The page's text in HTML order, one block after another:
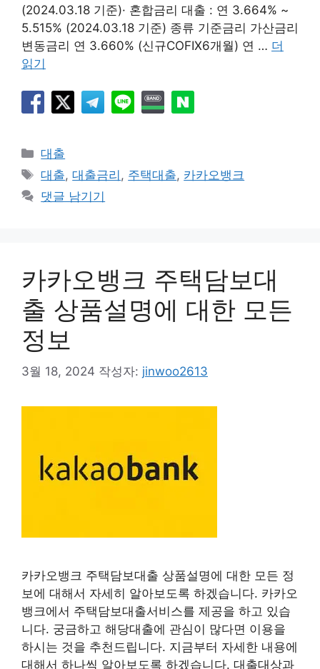
(2024.03.18 기준)· 혼합금리 대출 : 연 3.664% ~
5.515% (2024.03.18 기준) 종류 기준금리 가산금리
변동금리 연 3.660% (신규COFIX6개월) 연 … 더
읽기
카
테
리
대출
태
그
대출,대출금리 , 주택대출, 카카오뱅크
댓글 남기기
카카오뱅크 주택담보대
출 상품설명에 대한 모든
정보
3월 18, 2024 작성자: jinwoo2613
카카오뱅크 주택담보대출 상품설명에 대한 모든 정
보에 대해서 자세히 알아보도록 하겠습니다. 카카오
뱅크에서 주택담보대출서비스를 제공을 하고 있습
니다. 궁금하고 해당대출에 관심이 많다면 이용을
하시는 것을 추천드립니다. 지금부터 자세한 내용에
대해서 하나씩 알아보도록 하겠습니다. 대출대상과